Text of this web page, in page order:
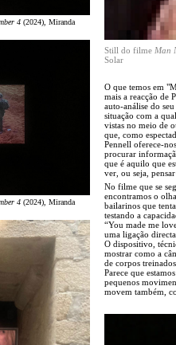
4 (2024), Miranda
4 (2024), Miranda
Still do filme Man
Solar
O que temos em
mais a reacção de
auto-análise do
situação com a
vistas no meio de
que, como
Pennell oferece-
procurar
que é aquilo que
ver, ou seja,
No filme que se
encontramos o
bailarinos que
testando a
“You made me
uma ligação
O dispositivo,
mostrar como a
de corpos
Parece que
pequenos
movem também,